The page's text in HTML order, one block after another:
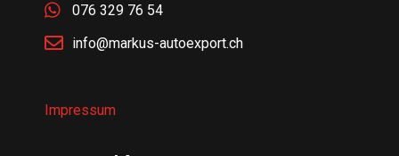
076 329 76 54
info@markus-autoexport.ch
Impressum